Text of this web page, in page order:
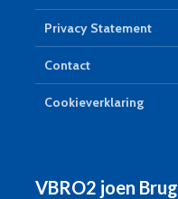
Privacy Statement
Contact
Cookieverklaring
VBRO2 joen